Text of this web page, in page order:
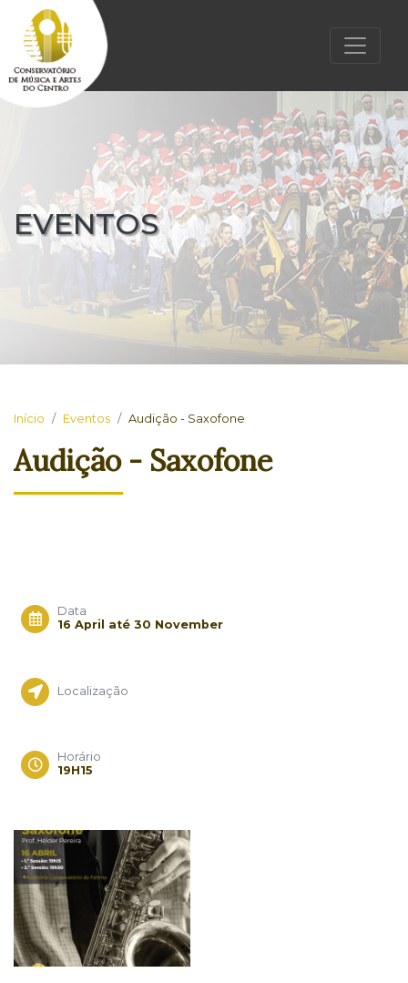
EVENTOS
Início Eventos Audição - Saxofone
Audição - Saxofone
Data
16 April até 30 November
Localização
Horário
19H15